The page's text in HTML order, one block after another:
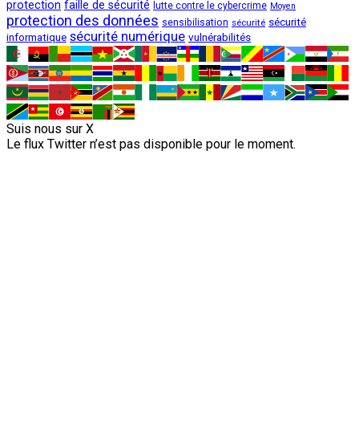
protection faille de sécurité lutte contre le cybercrime Moyen
protection des données sensibilisation sécurité sécurité
informatique sécurité numérique vulnérabilités
Suis nous sur X
Le flux Twitter n’est pas disponible pour le moment.